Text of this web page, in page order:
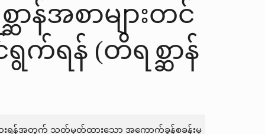
ာန်အစာများတင်
ရန် (တိရစ္ဆာန်
ေးရန်အတွက် သတ်မှတ်ထားသော အကောက်ခွန်စခန်းမှ